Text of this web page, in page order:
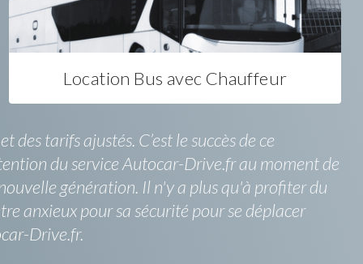
Location Bus avec Chauffeur
tarifs ajustés. C’est le succès de ce
du service Autocar-Drive.fr au moment de
génération. Il n'y a plus qu'à profiter du
anxieux pour sa sécurité pour se déplacer
Drive.fr.